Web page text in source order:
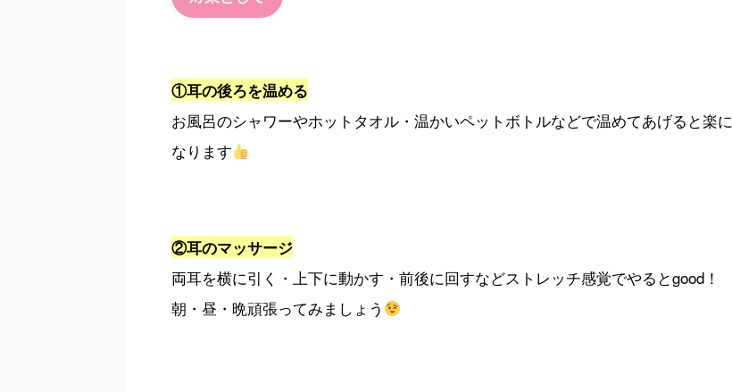
①耳の後ろを温める
お風呂のシャワーやホットタオル・温かいペットボトルなどで温めてあげると楽に
なります
②耳のマッサージ
両耳を横に引く・上下に動かす・前後に回すなどストレッチ感覚でやるとgood！
朝・昼・晩頑張ってみましょう